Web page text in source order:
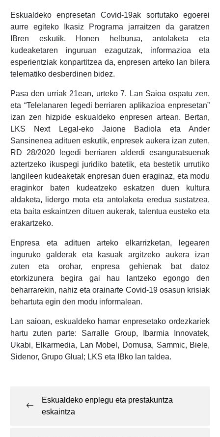
Eskualdeko enpresetan Covid-19ak sortutako egoerei
aurre egiteko Ikasiz Programa jarraitzen da garatzen
IBren eskutik. Honen helburua, antolaketa eta
kudeaketaren inguruan ezagutzak, informazioa eta
esperientziak konpartitzea da, enpresen arteko lan bilera
telematiko desberdinen bidez.
Pasa den urriak 21ean, urteko 7. Lan Saioa ospatu zen,
eta “Telelanaren legedi berriaren aplikazioa enpresetan”
izan zen hizpide eskualdeko enpresen artean. Bertan,
LKS Next Legal-eko Jaione Badiola eta Ander
Sansinenea adituen eskutik, enpresek aukera izan zuten,
RD 28/2020 legedi berriaren alderdi esanguratsuenak
aztertzeko ikuspegi juridiko batetik, eta bestetik urrutiko
langileen kudeaketak enpresan duen eraginaz, eta modu
eraginkor baten kudeatzeko eskatzen duen kultura
aldaketa, lidergo mota eta antolaketa eredua sustatzea,
eta baita eskaintzen dituen aukerak, talentua eusteko eta
erakartzeko.
Enpresa eta adituen arteko elkarrizketan, legearen
inguruko galderak eta kasuak argitzeko aukera izan
zuten eta orohar, enpresa gehienak bat datoz
etorkizunera begira gai hau lantzeko egongo den
beharrarekin, nahiz eta orainarte Covid-19 osasun krisiak
behartuta egin den modu informalean.
Lan saioan, eskualdeko hamar enpresetako ordezkariek
hartu zuten parte: Sarralle Group, Ibarmia Innovatek,
Ukabi, Elkarmedia, Lan Mobel, Domusa, Sammic, Biele,
Sidenor, Grupo Glual; LKS eta IBko lan taldea.
Eskualdeko enplegu eta prestakuntza
eskaintza